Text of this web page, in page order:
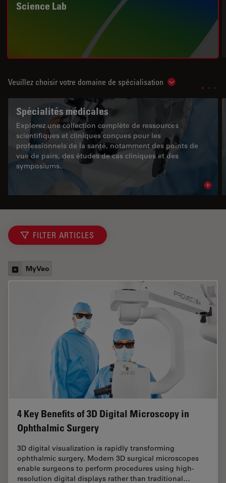
Science Lab
Veuillez choisir votre domaine de spécialisation Show
Spécialités médicales
Explorez une collection complète de ressources
scientifiques et cliniques conçues pour les
professionnels de la santé, notamment des points de
vue de pairs, des études de cas cliniques et des
symposiums.
FILTER ARTICLES
MyVeo
4 Key Benefits of 3D Digital Microscopy in
Ophthalmic Surgery
3D digital visualization is rapidly transforming
ophthalmic surgery. Modern 3D surgical microscopes
enable surgeons to perform procedures using high-
resolution digital displays rather than traditional…